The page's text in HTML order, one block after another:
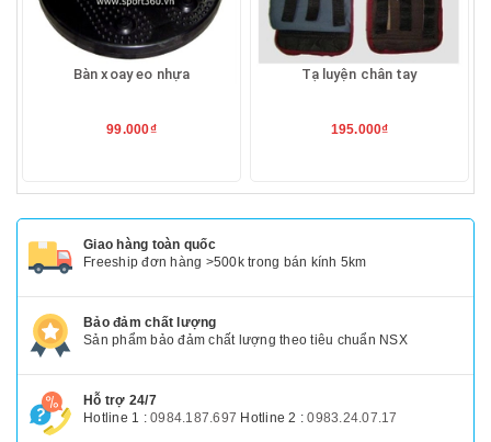
Bàn xoay eo nhựa
99.000₫
Tạ luyện chân tay
195.000₫
Giao hàng toàn quốc
Freeship đơn hàng >500k trong bán kính 5km
Bảo đảm chất lượng
Sản phẩm bảo đảm chất lượng theo tiêu chuẩn NSX
Hỗ trợ 24/7
Hotline 1 : 0984.187.697 Hotline 2 :0983.24.07.17